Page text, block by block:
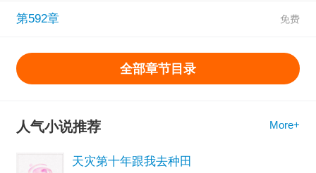
第592章
全部章节目录
人气小说推荐 More+
天灾第十年跟我去种田